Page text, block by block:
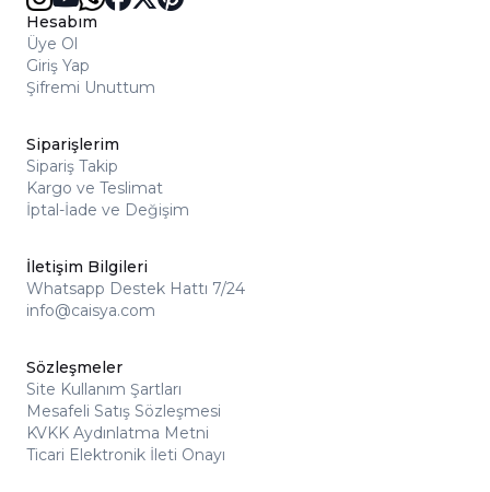
Hesabım
Üye Ol
Giriş Yap
Şifremi Unuttum
Siparişlerim
Sipariş Takip
Kargo ve Teslimat
İptal-İade ve Değişim
İletişim Bilgileri
Whatsapp Destek Hattı 7/24
info@caisya.com
Sözleşmeler
Site Kullanım Şartları
Mesafeli Satış Sözleşmesi
KVKK Aydınlatma Metni
Ticari Elektronik İleti Onayı